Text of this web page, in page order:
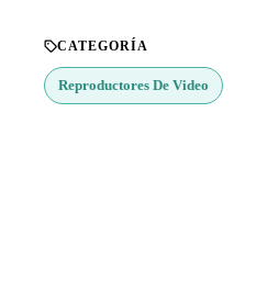
CATEGORÍA
Reproductores De Video